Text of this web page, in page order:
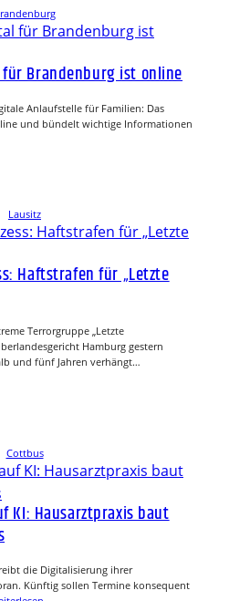
Brandenburg ist online
Anlaufstelle für Familien: Das
und bündelt wichtige Informationen
Lausitz
Haftstrafen für „Letzte
Terrorgruppe „Letzte
Hamburg gestern
und fünf Jahren verhängt…
Cottbus
KI: Hausarztpraxis baut
die Digitalisierung ihrer
Künftig sollen Termine konsequent